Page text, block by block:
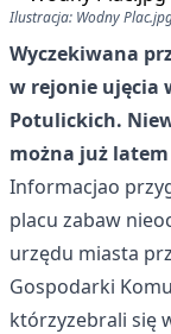
Ilustracja: Wodny
Wyczekiwana
w rejonie ujęcia
Potulickich.
można już
Informacjao
placu zabaw
urzędu miasta
Gospodarki
którzyzebrali się